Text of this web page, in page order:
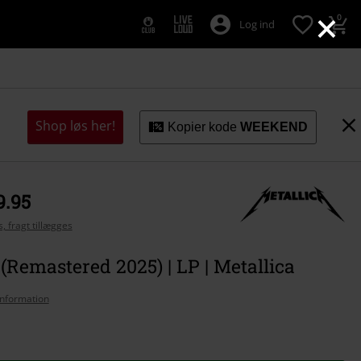
×
Log ind 0
Shop løs her! Kopier kode WEEKEND
fragt tillægges
2025) | LP | Metallica